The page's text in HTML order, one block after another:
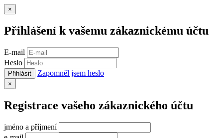
×
Přihlášení k vašemu zákaznickému účtu
E-mail
Heslo
Přihlásit Zapomněl jsem heslo
×
Registrace vašeho zákaznického účtu
jméno a příjmení